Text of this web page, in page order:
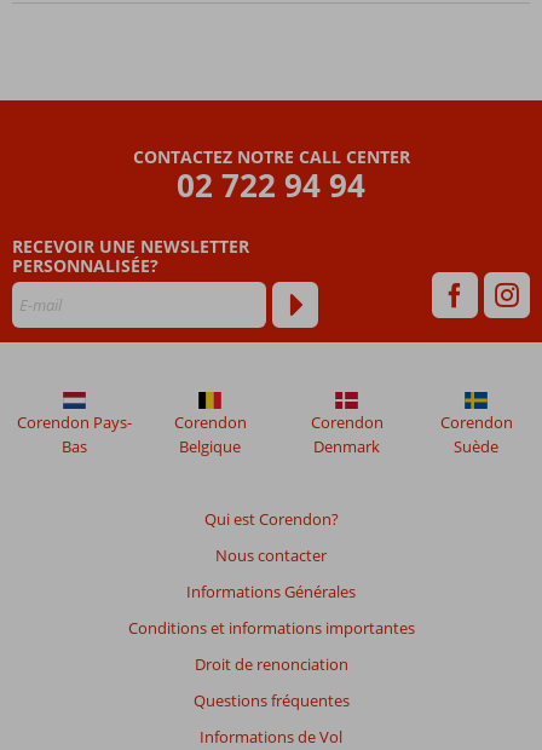
CONTACTEZ NOTRE CALL CENTER
02 722 94 94
RECEVOIR UNE NEWSLETTER
PERSONNALISÉE?
Qui est Corendon?
Nous contacter
Informations Générales
Conditions et informations importantes
Droit de renonciation
Questions fréquentes
Informations de Vol
Corendon Pays-
Bas
Corendon
Belgique
Corendon
Denmark
Corendon
Suède